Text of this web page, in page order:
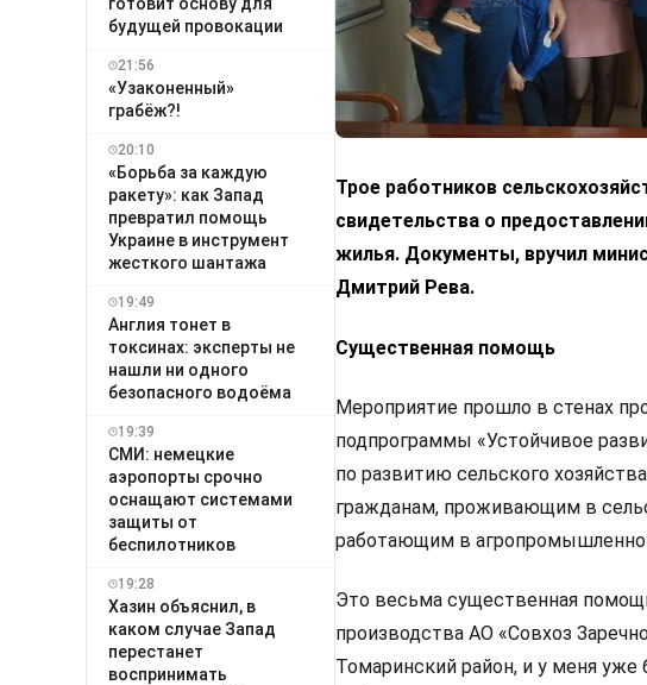
будущей провокации
21:56
«Узаконенный»
грабёж?!
20:10
«Борьба за каждую
ракету»: как Запад
превратил помощь
Украине в инструмент
жесткого шантажа
19:49
Англия тонет в
токсинах: эксперты не
нашли ни одного
безопасного водоёма
19:39
СМИ: немецкие
аэропорты срочно
оснащают системами
защиты от
беспилотников
19:28
Хазин объяснил, в
каком случае Запад
перестанет
воспринимать
Трое работников
свидетельства о
жилья. Документы, вручил
Дмитрий Рева.
Существенная помощь
Мероприятие прошло в стенах
подпрограммы «Устойчивое
по развитию сельского
гражданам, проживающим в
работающим в
Это весьма существенная
производства АО «Совхоз
Томаринский район, и у меня уже